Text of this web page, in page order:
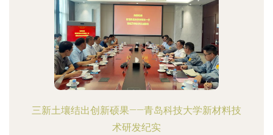
三新土壤结出创新硕果——青岛科技大学新材料技
术研发纪实